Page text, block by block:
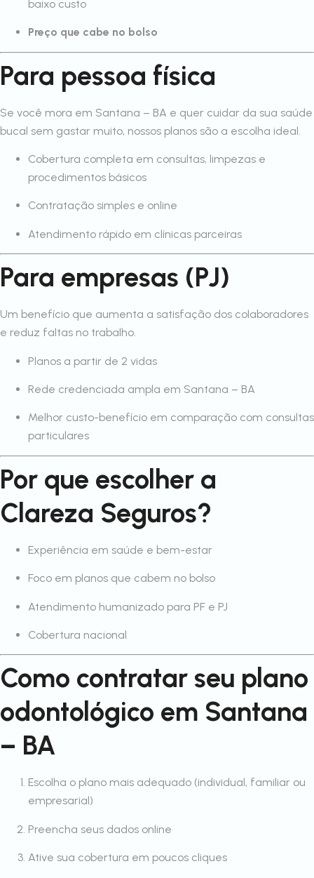
baixo custo
Preço que cabe no bolso
Para pessoa física
Se você mora em Santana – BA e quer cuidar da sua saúde
bucal sem gastar muito, nossos planos são a escolha ideal.
Cobertura completa em consultas, limpezas e
procedimentos básicos
Contratação simples e online
Atendimento rápido em clínicas parceiras
Para empresas (PJ)
Um benefício que aumenta a satisfação dos colaboradores
e reduz faltas no trabalho.
Planos a partir de 2 vidas
Rede credenciada ampla em Santana – BA
Melhor custo-benefício em comparação com consultas
particulares
Por que escolher a
Clareza Seguros?
Experiência em saúde e bem-estar
Foco em planos que cabem no bolso
Atendimento humanizado para PF e PJ
Cobertura nacional
Como contratar seu plano
odontológico em Santana
– BA
Escolha o plano mais adequado (individual, familiar ou
empresarial)
Preencha seus dados online
Ative sua cobertura em poucos cliques